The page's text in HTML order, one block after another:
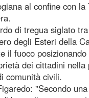
al confine con
di tregua siglato
degli Esteri della
il fuoco
dei cittadini nella
comunità civili.
"Secondo